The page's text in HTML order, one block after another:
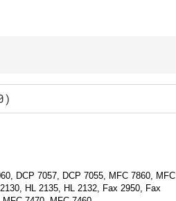
DCP 7057, DCP 7055, MFC 7860, MFC
HL 2135, HL 2132, Fax 2950, Fax